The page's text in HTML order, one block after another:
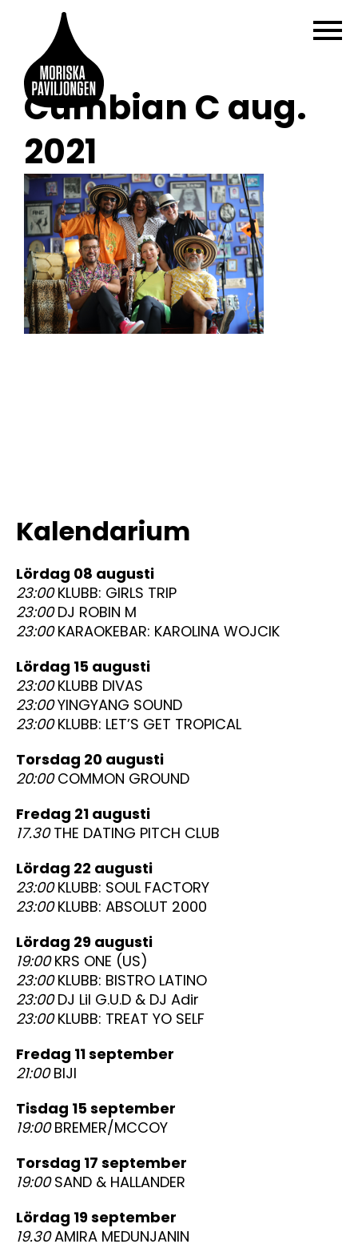
Cumbian C aug.
2021
Kalendarium
lördag 08 augusti
23:00KLUBB: GIRLS TRIP
23:00DJ ROBIN M
23:00KARAOKEBAR: KAROLINA WOJCIK
lördag 15 augusti
23:00KLUBB DIVAS
23:00YINGYANG SOUND
23:00KLUBB: LET’S GET TROPICAL
torsdag 20 augusti
20:00COMMON GROUND
fredag 21 augusti
17.30THE DATING PITCH CLUB
lördag 22 augusti
23:00KLUBB: SOUL FACTORY
23:00KLUBB: ABSOLUT 2000
lördag 29 augusti
19:00KRS ONE (US)
23:00KLUBB: BISTRO LATINO
23:00DJ Lil G.U.D & DJ Adir
23:00KLUBB: TREAT YO SELF
fredag 11 september
21:00BIJI
tisdag 15 september
19:00BREMER/MCCOY
torsdag 17 september
19:00SAND & HALLANDER
lördag 19 september
19.30AMIRA MEDUNJANIN